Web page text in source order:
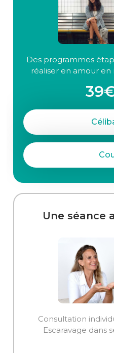
Des programmes
réaliser en amour
Une séance
Consultation
Escaravage dans